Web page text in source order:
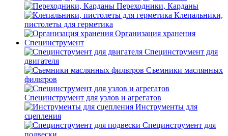
Переходники, Карданы
Клепальники,
пистолеты для герметика
Организация хранения
Специнструмент
Специнструмент для
двигателя
Съемники маслянных
фильтров
Специнструмент для узлов и агрегатов
Инструменты для
сцепления
Специнструмент для
подвески